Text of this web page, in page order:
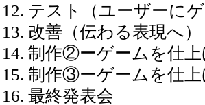
テスト（ユーザーに
改善（伝わる表現へ）
制作②ーゲームを仕
制作③ーゲームを仕
最終発表会